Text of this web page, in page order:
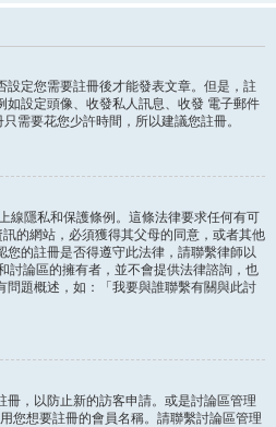
定您需要註冊後才能發表文章。但是，註
如設定頭像、收發私人訊息、收發 電子郵件
需要花您少許時間，所以建議您註冊。
線隱私和保護條例。這條法律要求任何有可
的網站，必須獲得其父母的同意，或者其他
的註冊是否得遵守此法律，請聯繫律師以
討論區的擁有者，並不會提供法律諮詢，也
問題概述，如：「我要與誰聯繫有關與此討
，以防止新的訪客申請。或是討論區管理
您想要註冊的會員名稱。請聯繫討論區管理